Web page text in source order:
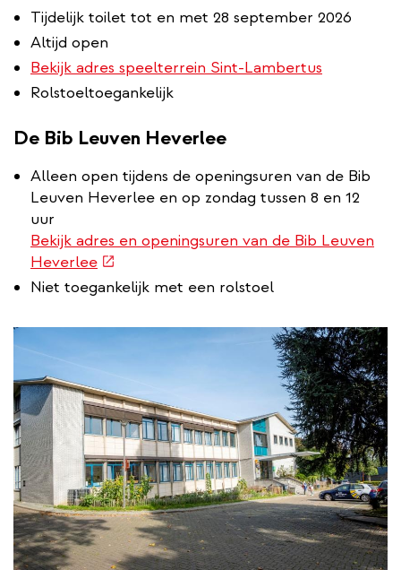
Tijdelijk toilet tot en met 28 september 2026
Altijd open
Bekijk adres speelterrein Sint-Lambertus
Rolstoeltoegankelijk
De Bib Leuven Heverlee
Alleen open tijdens de openingsuren van de Bib
Leuven Heverlee en op zondag tussen 8 en 12
uur
Bekijk adres en openingsuren van de Bib Leuven
Heverlee(externe
link)
Niet toegankelijk met een rolstoel